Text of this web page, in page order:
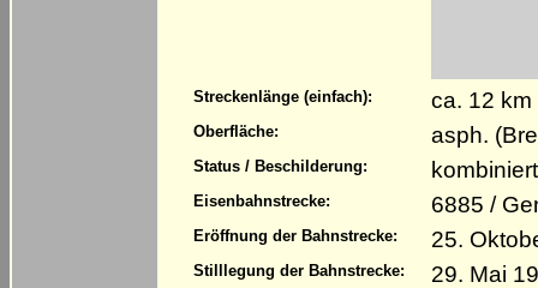
Streckenlänge (einfach): ca. 12
Oberfläche: asph.
Status / Beschilderung:
Eisenbahnstrecke: 6885 /
Eröffnung der Bahnstrecke: 25.
Stilllegung der Bahnstrecke: 29. Mai